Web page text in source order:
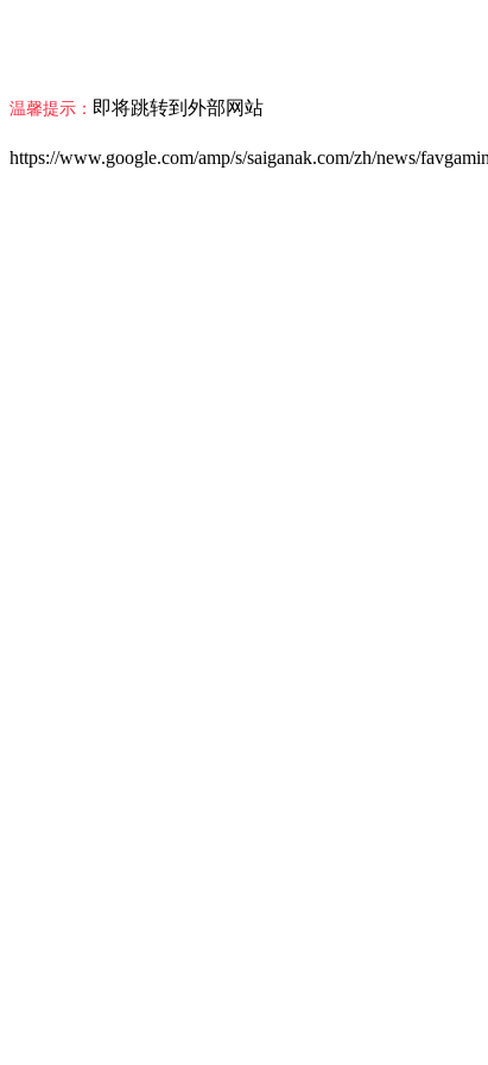
温馨提示： 即将跳转到外部网站
https://www.google.com/amp/s/saiganak.com/zh/news/